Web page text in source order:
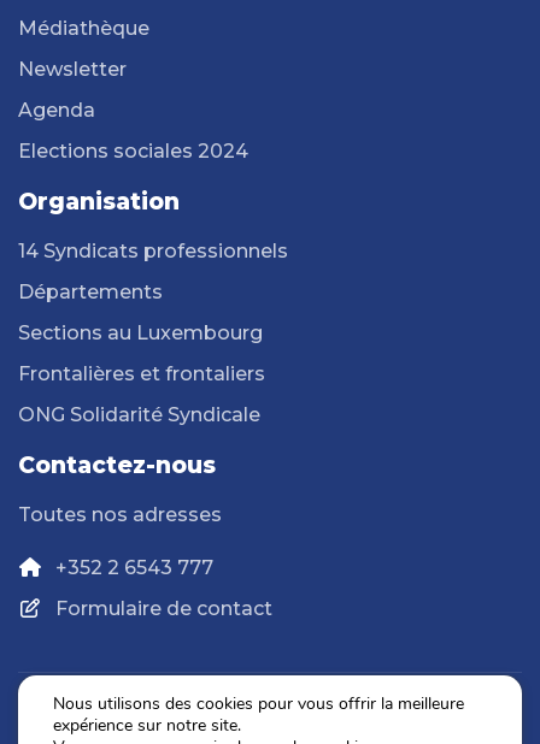
Médiathèque
Newsletter
Agenda
Elections sociales 2024
Organisation
14 Syndicats professionnels
Départements
Sections au Luxembourg
Frontalières et frontaliers
ONG Solidarité Syndicale
Contactez-nous
Toutes nos adresses
+352 2 6543 777
Formulaire de contact
Politique de confidentialité
Nous utilisons des cookies pour vous offrir la meilleure
expérience sur notre site.